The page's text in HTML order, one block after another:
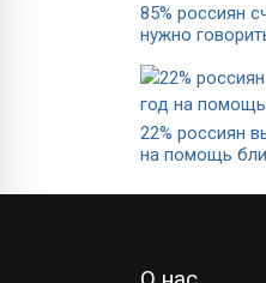
85% россиян
нужно
22% россиян
на помощь